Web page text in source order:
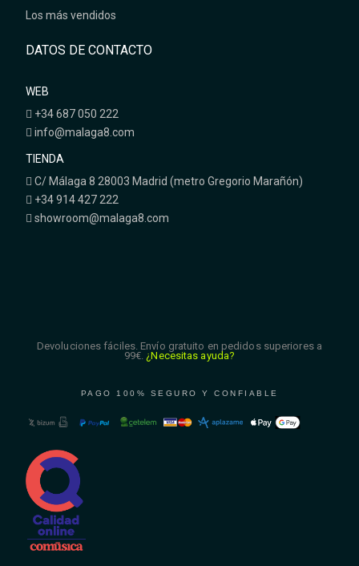
Los más vendidos
DATOS DE CONTACTO
WEB
+34 687 050 222
info@malaga8.com
TIENDA
C/ Málaga 8 28003 Madrid (metro Gregorio Marañón)
+34 914 427 222
showroom@malaga8.com
Devoluciones fáciles. Envío gratuito en pedidos superiores a
99€. ¿Necesitas ayuda?
PAGO 100% SEGURO Y CONFIABLE